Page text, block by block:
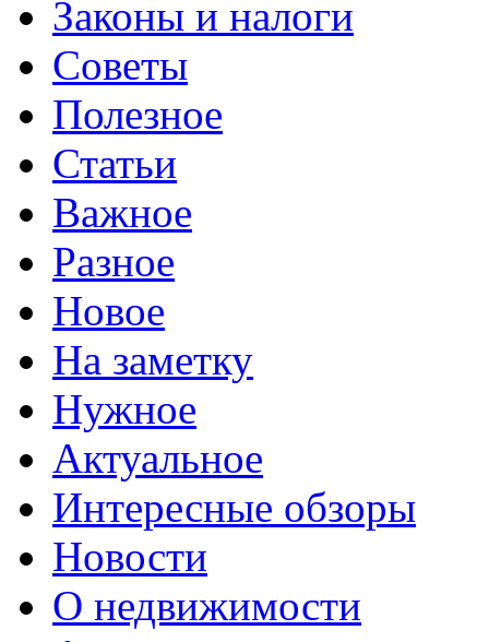
Законы и налоги
Советы
Полезное
Статьи
Важное
Разное
Новое
На заметку
Нужное
Актуальное
Интересные обзоры
Новости
О недвижимости